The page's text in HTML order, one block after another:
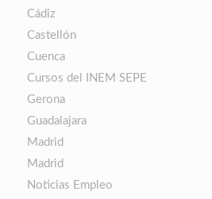
Cádiz
Castellón
Cuenca
Cursos del INEM SEPE
Gerona
Guadalajara
Madrid
Madrid
Noticias Empleo